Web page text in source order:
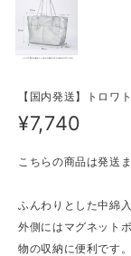
【国内発送】トロワ
¥7,740
こちらの商品は発送
ふんわりとした中綿
外側にはマグネット
物の収納に便利です。